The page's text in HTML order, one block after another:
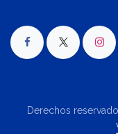
Derechos